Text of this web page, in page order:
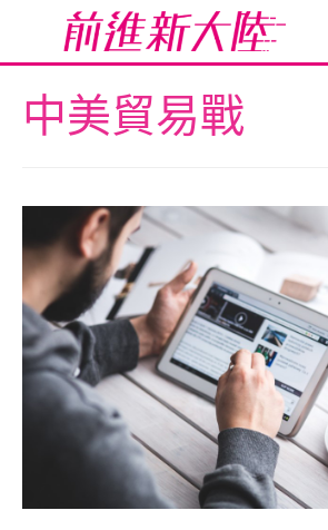
中美貿易戰